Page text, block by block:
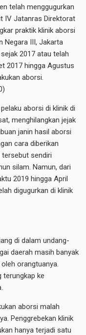
telah menggugurkan
IV Jatanras Direktorat
praktik klinik aborsi
Negara III, Jakarta
2017 atau telah
2017 hingga Agustus
aborsi.
aborsi di klinik di
menghilangkan jejak
janin hasil aborsi
cara diberikan
sendiri
silam. Namun, dari
2019 hingga April
digugurkan di klinik
di dalam undang-
daerah masih banyak
orangtuanya.
terungkap ke
aborsi malah
Penggrebekan klinik
hanya terjadi satu